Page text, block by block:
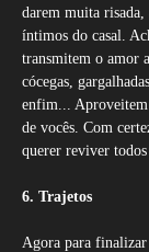
darem muita risada,
íntimos do casal.
transmitem o amor
cócegas,
enfim... Aproveitem
de vocês. Com
querer reviver todos
6. Trajetos
Agora para finalizar